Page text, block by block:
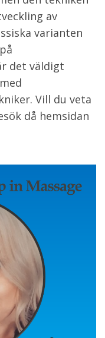
av
varianten
det väldigt
Vill du veta
då hemsidan